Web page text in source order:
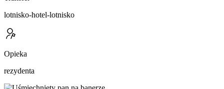
lotnisko-hotel-lotnisko
Opieka
rezydenta